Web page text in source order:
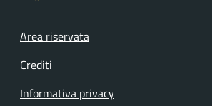
Footer menu
Area riservata
Crediti
Informativa privacy